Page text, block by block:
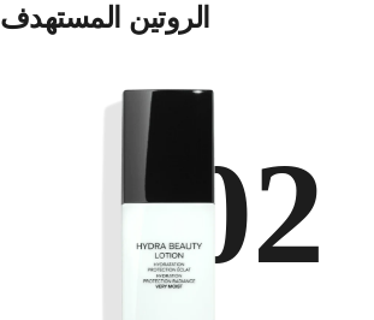
الروتين المستهدف
02